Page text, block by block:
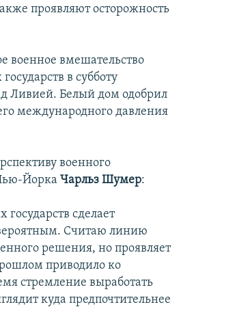
проявляют осторожность
военное вмешательство
в субботу
Ливией. Белый дом одобрил
международного давления
военного
ЙоркаЧарльз Шумер:
сделает
Считаю линию
решения, но проявляет
приводило ко
стремление выработать
куда предпочтительнее